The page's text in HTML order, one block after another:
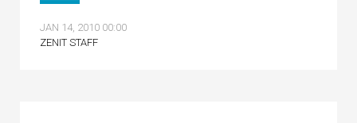
JAN 14, 2010 00:00
ZENIT STAFF